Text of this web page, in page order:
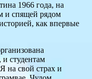
1966 года, на
и спящей рядом
как впервые
студентам
на свой страх и